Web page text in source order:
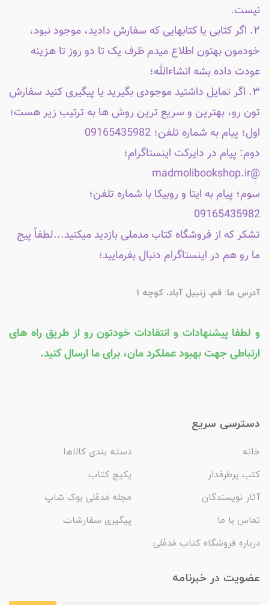
نیست.
۲. اگر کتابی یا کتابهایی که سفارش دادید، موجود نبود،
خودمون بهتون اطلاع میدم ظرف یک تا دو روز تا هزینه
عودت داده بشه انشاءالله؛
۳. اگر تمایل داشتید موجودی بگیرید یا پیگیری کنید سفارش
تون رو، بهترین و سریع ترین روش ها به ترتیب زیر هست؛
اول؛ پیام به شماره تلفن؛ 09165435982
دوم: پیام در دایرکت اینستاگرام؛
@madmolibookshop.ir
سوم؛ پیام به ایتا و روبیکا با شماره تلفن؛
09165435982
تشکر که از فروشگاه کتاب مدملی بازدید میکنید...لطفاً پیج
ما رو هم در اینستاگرام دنبال بفرمایید؛
آدرس ما: قم، زنبیل آباد، کوچه 1
و لطفا پیشنهادات و انتقادات خودتون رو از طریق راه های
ارتباطی جهت بهبود عملکرد مان، برای ما ارسال کنید.
دسترسی سریع
خانه
دسته بندی کالاها
کتب پرطرفدار
پکیج کتاب
آثار نویسندگان
مجله مَدمُلی بوک شاپ
تماس با ما
پیگیری سفارشات
درباره فروشگاه کتاب مَدمُلی
عضویت در خبرنامه